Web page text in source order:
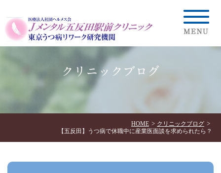
クリニックブログ
HOME
クリニックブログ
【五反田】うつ病で休職中に産業医面談を求められたら？